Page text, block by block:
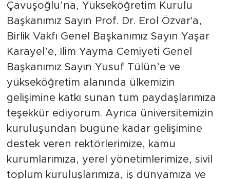
Çavuşoğlu’na, Yükseköğretim Kurulu
Başkanımız Sayın Prof. Dr. Erol Özvar'a,
Birlik Vakfı Genel Başkanımız Sayın Yaşar
Karayel’e, İlim Yayma Cemiyeti Genel
Başkanımız Sayın Yusuf Tülün’e ve
yükseköğretim alanında ülkemizin
gelişimine katkı sunan tüm paydaşlarımıza
teşekkür ediyorum. Ayrıca üniversitemizin
kuruluşundan bugüne kadar gelişimine
destek veren rektörlerimize, kamu
kurumlarımıza, yerel yönetimlerimize, sivil
toplum kuruluşlarımıza, iş dünyamıza ve